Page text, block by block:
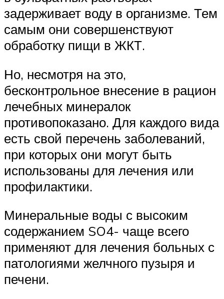
задерживает воду в организме. Тем
самым они совершенствуют
обработку пищи в ЖКТ.
Но, несмотря на это,
бесконтрольное внесение в рацион
лечебных минералок
противопоказано. Для каждого вида
есть свой перечень заболеваний,
при которых они могут быть
использованы для лечения или
профилактики.
Минеральные воды с высоким
содержанием SO4- чаще всего
применяют для лечения больных с
патологиями желчного пузыря и
печени.